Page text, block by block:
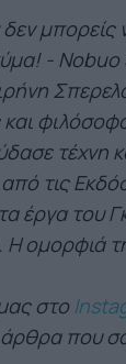
μπορείς
- Nobuo
τέχνη
τις
έργα του
ομορφιά
στο
άρθρα που